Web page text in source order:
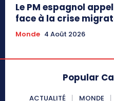
Le PM espagnol
face à la crise
Monde 4 Août 2026
Popular
ACTUALITÉ MONDE